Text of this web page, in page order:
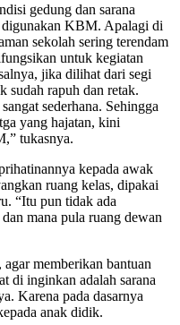
gedung dan sarana
KBM. Apalagi di
sekolah sering terendam
untuk kegiatan
jika dilihat dari segi
sudah rapuh dan retak.
sederhana. Sehingga
yang hajatan, kini
tukasnya.
kepada awak
ruang kelas, dipakai
“Itu pun tidak ada
mana pula ruang dewan
memberikan bantuan
di inginkan adalah sarana
Karena pada dasarnya
anak didik.